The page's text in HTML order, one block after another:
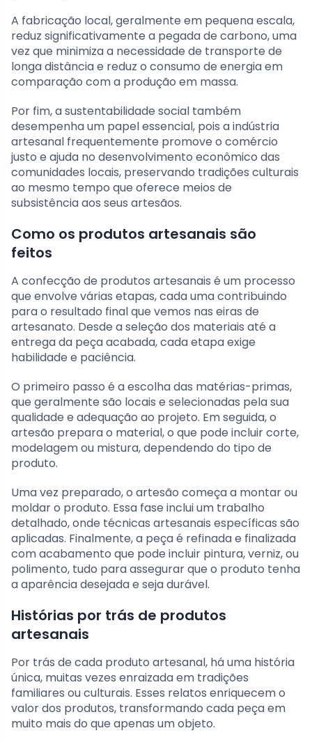
A fabricação local, geralmente em pequena escala,
reduz significativamente a pegada de carbono, uma
vez que minimiza a necessidade de transporte de
longa distância e reduz o consumo de energia em
comparação com a produção em massa.
Por fim, a sustentabilidade social também
desempenha um papel essencial, pois a indústria
artesanal frequentemente promove o comércio
justo e ajuda no desenvolvimento econômico das
comunidades locais, preservando tradições culturais
ao mesmo tempo que oferece meios de
subsistência aos seus artesãos.
Como os produtos artesanais são
feitos
A confecção de produtos artesanais é um processo
que envolve várias etapas, cada uma contribuindo
para o resultado final que vemos nas eiras de
artesanato. Desde a seleção dos materiais até a
entrega da peça acabada, cada etapa exige
habilidade e paciência.
O primeiro passo é a escolha das matérias-primas,
que geralmente são locais e selecionadas pela sua
qualidade e adequação ao projeto. Em seguida, o
artesão prepara o material, o que pode incluir corte,
modelagem ou mistura, dependendo do tipo de
produto.
Uma vez preparado, o artesão começa a montar ou
moldar o produto. Essa fase inclui um trabalho
detalhado, onde técnicas artesanais específicas são
aplicadas. Finalmente, a peça é refinada e finalizada
com acabamento que pode incluir pintura, verniz, ou
polimento, tudo para assegurar que o produto tenha
a aparência desejada e seja durável.
Histórias por trás de produtos
artesanais
Por trás de cada produto artesanal, há uma história
única, muitas vezes enraizada em tradições
familiares ou culturais. Esses relatos enriquecem o
valor dos produtos, transformando cada peça em
muito mais do que apenas um objeto.